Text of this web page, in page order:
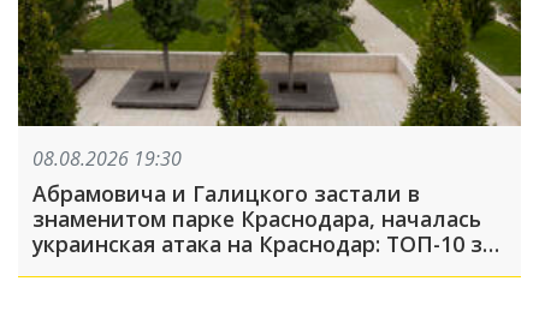
08.08.2026 19:30
Абрамовича и Галицкого застали в
знаменитом парке Краснодара, началась
украинская атака на Краснодар: ТОП-10 за
неделю